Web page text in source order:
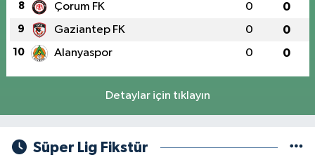
8 Çorum FK 0 0
9 Gaziantep FK 0 0
10 Alanyaspor 0 0
Detaylar için tıklayın
Süper Lig Fikstür